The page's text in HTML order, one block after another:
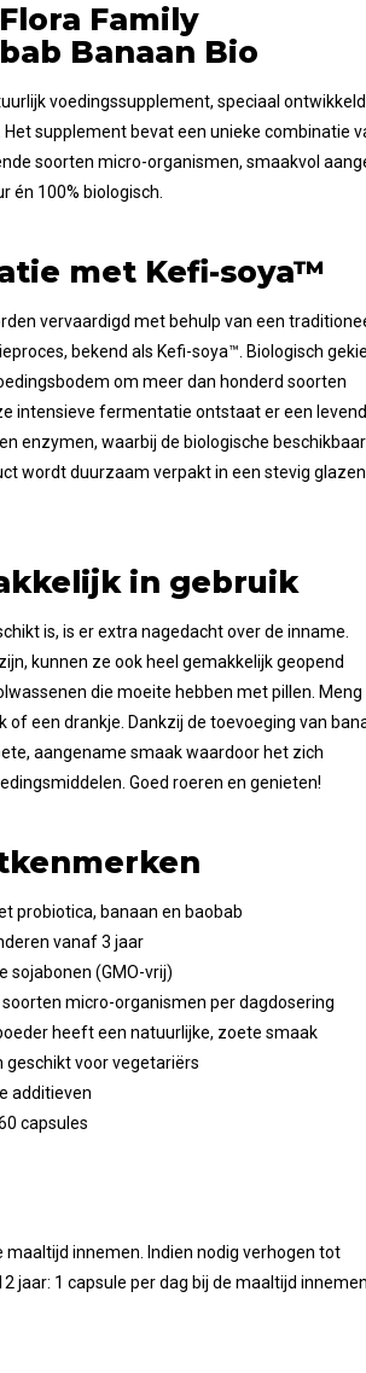
Family
Banaan Bio
voedingssupplement, speciaal
supplement bevat een unieke combinatie
soorten micro-organismen, smaakvol
én 100% biologisch.
met Kefi-soya™
vervaardigd met behulp van een
bekend als Kefi-soya™. Biologisch
om meer dan honderd soorten
intensieve fermentatie ontstaat er een
enzymen, waarbij de biologische
wordt duurzaam verpakt in een stevig glazen
in gebruik
is, is er extra nagedacht over de inname.
kunnen ze ook heel gemakkelijk geopend
die moeite hebben met pillen. Meng
een drankje. Dankzij de toevoeging van
aangename smaak waardoor het zich
Goed roeren en genieten!
probiotica, banaan en baobab
vanaf 3 jaar
sojabonen (GMO-vrij)
soorten micro-organismen per dagdosering
heeft een natuurlijke, zoete smaak
geschikt voor vegetariërs
additieven
capsules
innemen. Indien nodig verhogen tot
jaar: 1 capsule per dag bij de maaltijd innemen.